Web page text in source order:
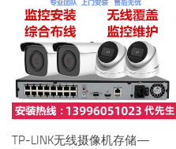
TP-LINK无线摄像机存储—